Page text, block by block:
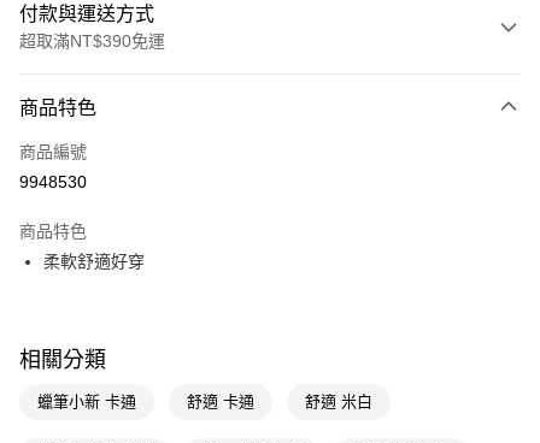
付款與運送方式
超取滿NT$390免運
POYA支付
信用卡一次付款
LINE Pay
街口支付
商品特色
商品編號
9948530
商品特色
柔軟舒適好穿
相關分類
蠟筆小新 卡通 舒適 卡通 舒適 米白